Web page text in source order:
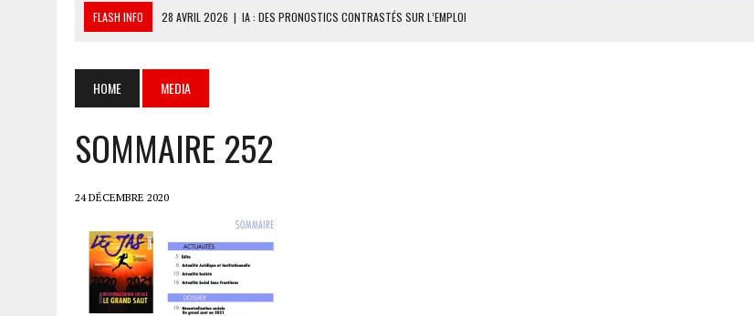
FLASH INFO 28 AVRIL 2026 | IA : DES PRONOSTICS CONTRASTÉS SUR L’EMPLOI
28 AVRIL 2026 | PRESSE D’INFORMATION : UNE ÉCONOMIE DANGEREUSEMENT FRAGILISÉE
28 AVRIL 2026
| CARAÏBES : LES RÉCIFS CORALLIENS AU BORD DE L’EFFONDREMENT
HOME MEDIA
SOMMAIRE 252
24 DÉCEMBRE 2020